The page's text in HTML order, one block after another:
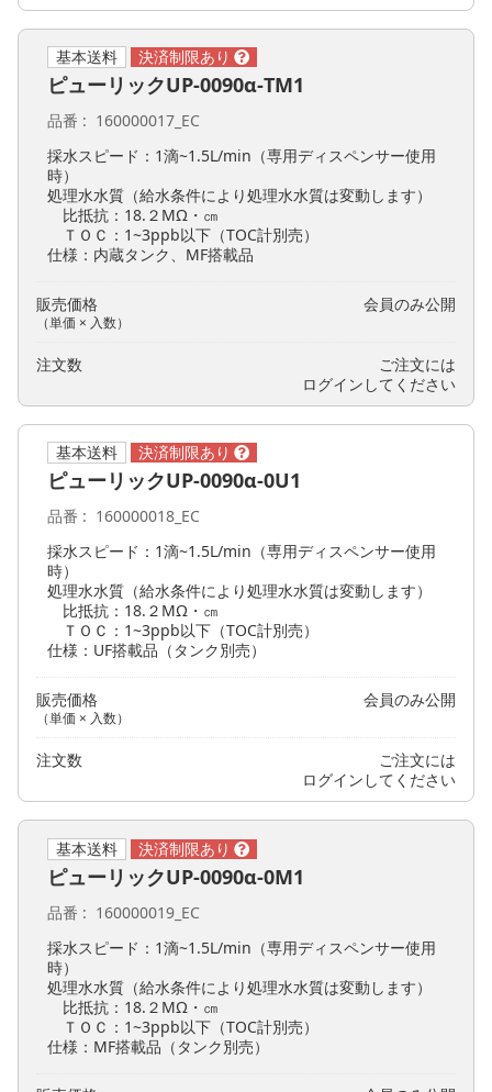
基本送料
ピューリックUP-0090α-TM1
品番
160000017_EC
採水スピード：1滴~1.5L/min（専用ディスペンサー使用
時）
処理水水質（給水条件により処理水水質は変動します）
比抵抗：18.２MΩ・㎝
ＴＯＣ：1~3ppb以下（TOC計別売）
仕様：内蔵タンク、MF搭載品
販売価格
（単価 × 入数）
会員のみ公開
注文数
ご注文には
ログイン してください
基本送料
ピューリックUP-0090α-0U1
品番
160000018_EC
採水スピード：1滴~1.5L/min（専用ディスペンサー使用
時）
処理水水質（給水条件により処理水水質は変動します）
比抵抗：18.２MΩ・㎝
ＴＯＣ：1~3ppb以下（TOC計別売）
仕様：UF搭載品（タンク別売）
販売価格
（単価 × 入数）
会員のみ公開
注文数
ご注文には
ログイン してください
基本送料
ピューリックUP-0090α-0M1
品番
160000019_EC
採水スピード：1滴~1.5L/min（専用ディスペンサー使用
時）
処理水水質（給水条件により処理水水質は変動します）
比抵抗：18.２MΩ・㎝
ＴＯＣ：1~3ppb以下（TOC計別売）
仕様：MF搭載品（タンク別売）